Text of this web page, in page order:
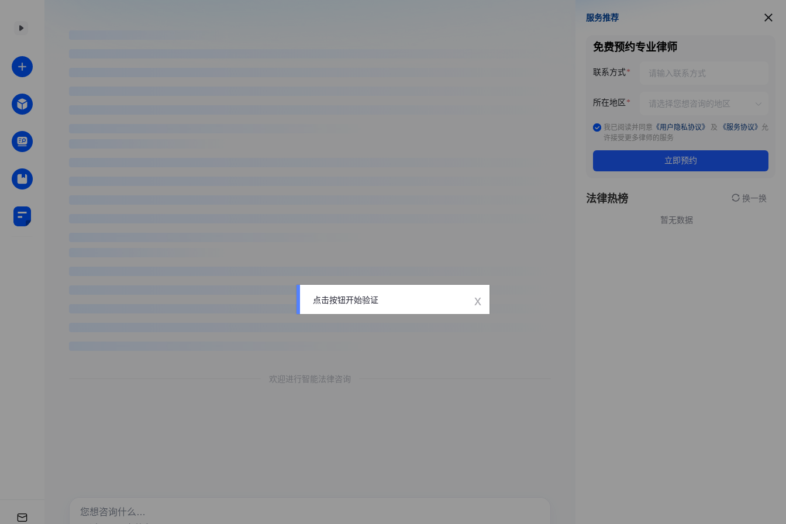
欢迎进行智能法律咨询
服务推荐
服务推荐
免费预约专业律师
联系方式
所在地区
我已阅读并同意 《用户隐私协议》 及 《服务协议》 允
许接受更多律师的服务
立即预约
法律热榜 换一换
暂无数据
点击按钮开始验证 x